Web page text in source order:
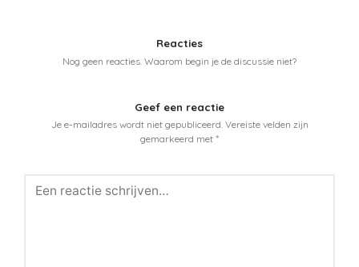
Reacties
Nog geen reacties. Waarom begin je de discussie niet?
Geef een reactie
Je e-mailadres wordt niet gepubliceerd. Vereiste velden zijn
gemarkeerd met *